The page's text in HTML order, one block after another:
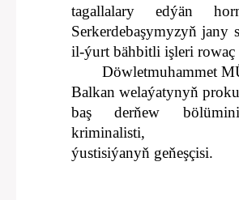
tagallalary edýän
Serkerdebaşymyzyň jany
il-ýurt bähbitli işleri rowaç
Döwletmuhammet
Balkan welaýatynyň
baş derňew
kriminalisti,
ýustisiýanyň geňeşçisi.